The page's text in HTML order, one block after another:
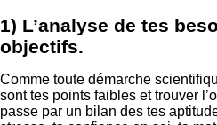
1) L’analyse de tes
objectifs.
Comme toute démarche
sont tes points faibles et trouver
passe par un bilan des tes